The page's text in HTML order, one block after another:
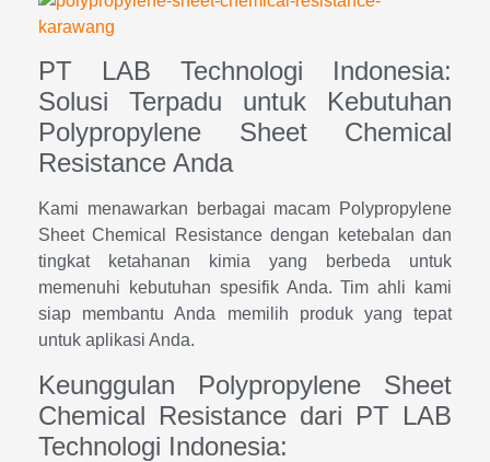
PT LAB Technologi Indonesia:
Solusi Terpadu untuk Kebutuhan
Polypropylene Sheet Chemical
Resistance Anda
Kami menawarkan berbagai macam Polypropylene
Sheet Chemical Resistance dengan ketebalan dan
tingkat ketahanan kimia yang berbeda untuk
memenuhi kebutuhan spesifik Anda. Tim ahli kami
siap membantu Anda memilih produk yang tepat
untuk aplikasi Anda.
Keunggulan Polypropylene Sheet
Chemical Resistance dari PT LAB
Technologi Indonesia: